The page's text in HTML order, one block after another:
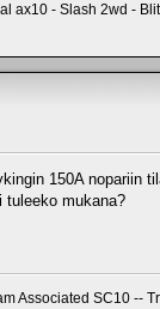
ax10 - Slash 2wd -
150A nopariin
tuleeko mukana?
Associated SC10 --